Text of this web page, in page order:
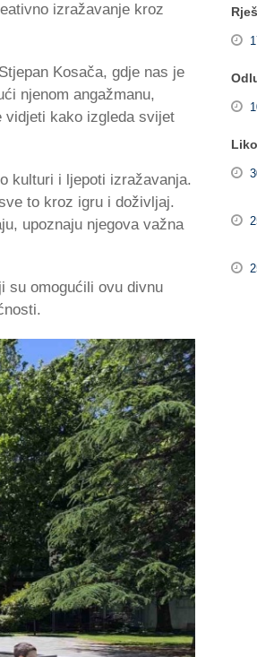
izražavanje kroz
Kosača, gdje nas je
njenom angažmanu,
vidjeti kako izgleda svijet
kulturi i ljepoti izražavanja.
to kroz igru i doživljaj.
upoznaju njegova važna
su omogućili ovu divnu